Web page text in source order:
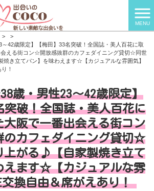
MENU
>
>
～42歳限定】【梅田】33名突破！全国誌・美人百花に取
える街コン☆開放感抜群のカフェダイニング貸切☆同世
焼き立てパン】を味わえます☆【カジュアルな雰囲気】
！
歳・男性23～42歳限定】
突破！全国誌・美人百花に
大阪で一番出会える街コン
カフェダイニング貸切☆
上がる♪【自家製焼き立て
えます☆【カジュアルな雰
換自由＆席がえあり！